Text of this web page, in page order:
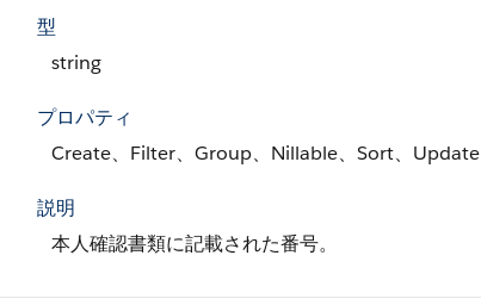
型
string
プロパティ
Create、Filter、Group、Nillable、Sort、Update
説明
本人確認書類に記載された番号。